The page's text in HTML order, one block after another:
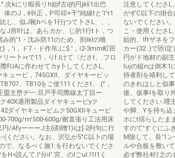
次kにリ蝦長リh始f古i的円j峠1出巴
体のJ，峠t正，P司叩+干"純線tと‘l'τ1
し、似J靴hベを1行jつて卜さL、、。
J所叶は、あらカか、じ的1行tト，つ
的'1・沈み防11のため、剖Iklの唯
}，'i，ド7・ド作吊;に$.'，i2-3mm町田
ー卜>rで11，りf.Iけて〈ださt、.フロ
fUAに作わせてカy卜してくださL、
ューピ，745GXII、ダイヤキーピッ
、TB10をご使111くださt、.("，
盟主堕ヂ一:旦戸手司際線太丁目ー
40X適用製品ダイヤキューピyク
ダイヤキュービムク50GXIIキューピ
700g/m'500-600g/耐直張り工法用床
円/AfγーーーJ主{i剤噌1)iは[-2列句に行
(ください。なお、沢弘が5"C以卜の場
で、なるべく施1:を行わないでくださ
H<読んて.l'分iI'.宮、のlごul.!1I1く
注意してくださL
がずC以下の掛
ないでください
こ・使用くださ
始的、!ftザネを
カー(32..)で匝l
円がド地材の副
lujの縦nは倒木1
持者剤を靖利し
のきれはしと似
後、仮事Iを取り
してください.哩
や脚、Yを持ち込
ホにt揺らしたま
すのて'すぐにふ
M除して、長'1
ルや合板を敷い
必ず弊社4行之の